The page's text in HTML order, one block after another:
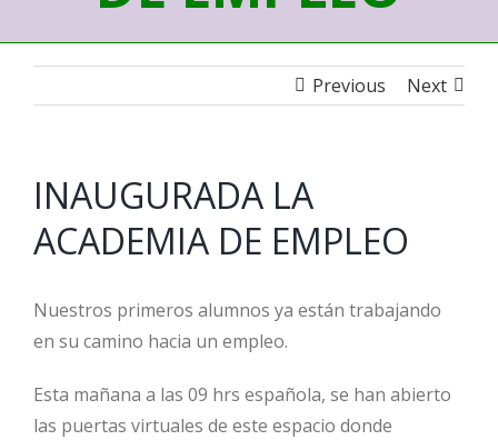
Previous Next
INAUGURADA LA
ACADEMIA DE EMPLEO
Nuestros primeros alumnos ya están trabajando
en su camino hacia un empleo.
Esta mañana a las 09 hrs española, se han abierto
las puertas virtuales de este espacio donde